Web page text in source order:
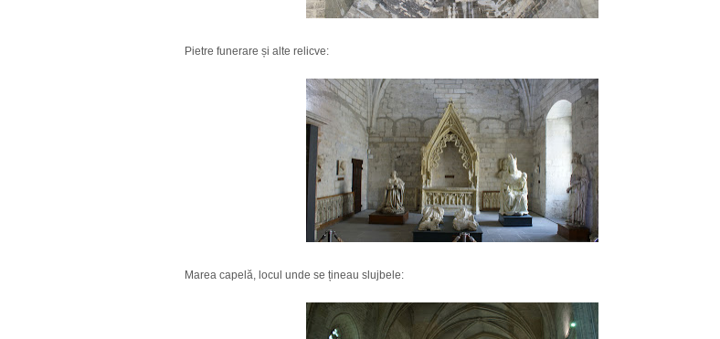
Pietre funerare și alte relicve:
Marea capelă, locul unde se țineau slujbele: